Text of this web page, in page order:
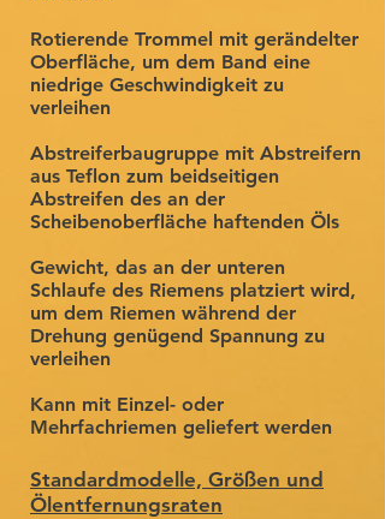
Rotierende Trommel mit gerändelter
Oberfläche, um dem Band eine
niedrige Geschwindigkeit zu
verleihen
Abstreiferbaugruppe mit Abstreifern
aus Teflon zum beidseitigen
Abstreifen des an der
Scheibenoberfläche haftenden Öls
Gewicht, das an der unteren
Schlaufe des Riemens platziert wird,
um dem Riemen während der
Drehung genügend Spannung zu
verleihen
Kann mit Einzel- oder
Mehrfachriemen geliefert werden
Standardmodelle, Größen und
Ölentfernungsraten